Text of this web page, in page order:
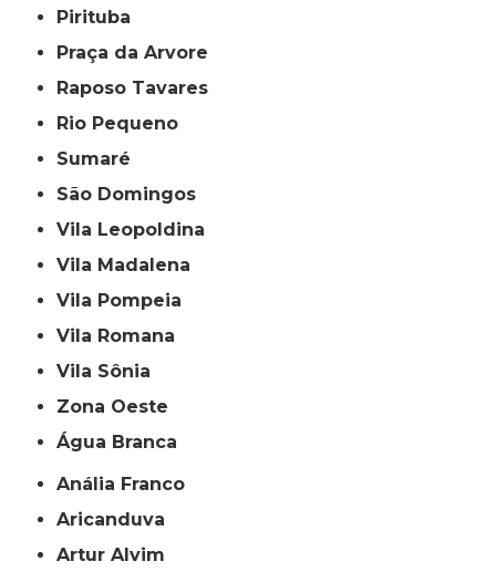
Pirituba
Praça da Arvore
Raposo Tavares
Rio Pequeno
Sumaré
São Domingos
Vila Leopoldina
Vila Madalena
Vila Pompeia
Vila Romana
Vila Sônia
Zona Oeste
Água Branca
Anália Franco
Aricanduva
Artur Alvim